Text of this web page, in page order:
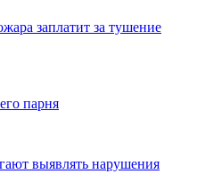
заплатит за тушение
парня
выявлять нарушения